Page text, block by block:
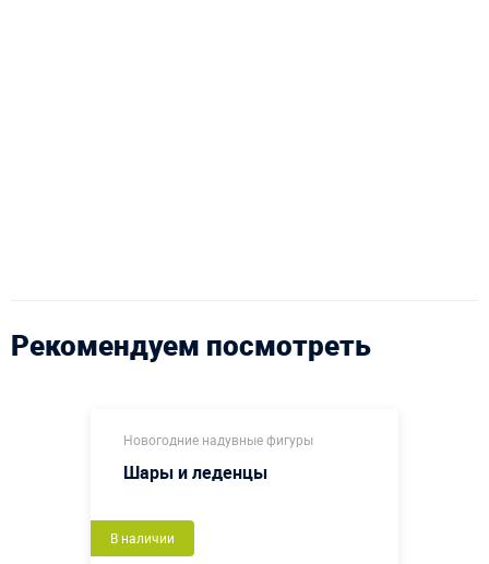
Рекомендуем посмотреть
Новогодние надувные фигуры
Шары и леденцы
В наличии